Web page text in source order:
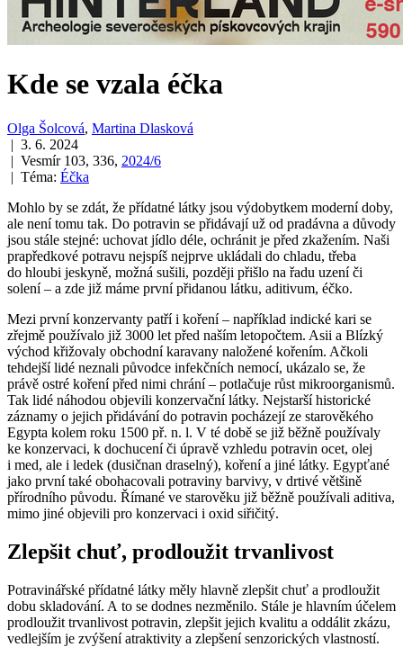
Kde se vzala éčka
Olga Šolcová, Martina Dlasková
| 3. 6. 2024
| Vesmír 103, 336, 2024/6
| Téma: Éčka
Mohlo by se zdát, že přídatné látky jsou výdobytkem moderní doby,
ale není tomu tak. Do potravin se přidávají už od pradávna a důvody
jsou stále stejné: uchovat jídlo déle, ochránit je před zkažením. Naši
prapředkové potravu nejspíš nejprve ukládali do chladu, třeba
do hloubi jeskyně, možná sušili, později přišlo na řadu uzení či
solení – a zde již máme první přidanou látku, aditivum, éčko.
Mezi první konzervanty patří i koření – například indické kari se
zřejmě používalo již 3000 let před naším letopočtem. Asii a Blízký
východ křižovaly obchodní karavany naložené kořením. Ačkoli
tehdejší lidé neznali původce infekčních nemocí, ukázalo se, že
právě ostré koření před nimi chrání – potlačuje růst mikroorganismů.
Tak lidé náhodou objevili konzervační látky. Nejstarší historické
záznamy o jejich přidávání do potravin pocházejí ze starověkého
Egypta kolem roku 1500 př. n. l. V té době se již běžně používaly
ke konzervaci, k dochucení či úpravě vzhledu potravin ocet, olej
i med, ale i ledek (dusičnan draselný), koření a jiné látky. Egypťané
jako první také obohacovali potraviny barvivy, v drtivé většině
přírodního původu. Římané ve starověku již běžně používali aditiva,
mimo jiné objevili pro konzervaci i oxid siřičitý.
Zlepšit chuť, prodloužit trvanlivost
Potravinářské přídatné látky měly hlavně zlepšit chuť a prodloužit
dobu skladování. A to se dodnes nezměnilo. Stále je hlavním účelem
prodloužit trvanlivost potravin, zlepšit jejich kvalitu a oddálit zkázu,
vedlejším je zvýšení atraktivity a zlepšení senzorických vlastností.